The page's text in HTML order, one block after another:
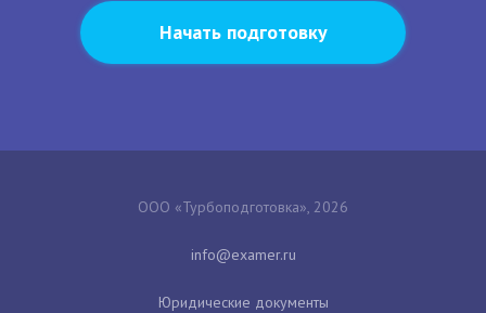
Начать подготовку
ООО «Турбоподготовка», 2026
Юридические документы